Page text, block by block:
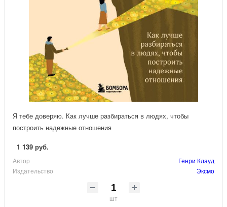
Я тебе доверяю. Как лучше разбираться в людях, чтобы
построить надежные отношения
1 139 руб.
Автор
Генри Клауд
Издательство
Эксмо
шт